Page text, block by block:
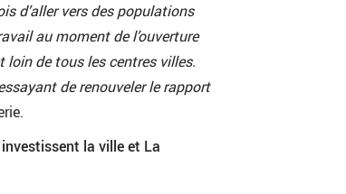
d’aller vers des populations
au moment de l’ouverture
loin de tous les centres villes.
de renouveler le rapport
la ville et La